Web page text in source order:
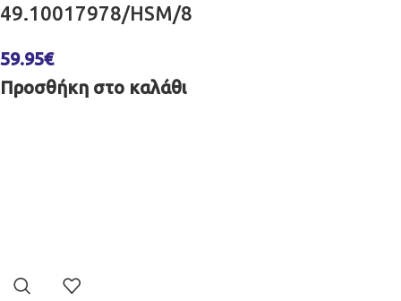
49.10017978/HSM/8
59.95€
Προσθήκη στο καλάθι